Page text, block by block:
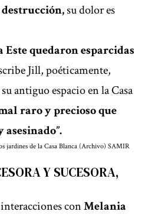
destrucción,su dolor es
Este quedaron esparcidas
Jill, poéticamente,
antiguo espacio en la Casa
raro y precioso que
jardines de la Casa Blanca (Archivo) SAMIR
Y SUCESORA,
conMelania